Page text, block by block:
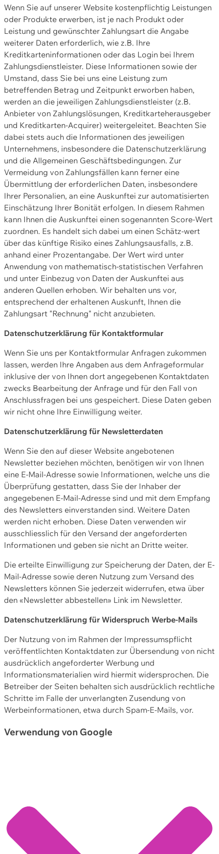
Wenn Sie auf unserer Website kostenpflichtig Leistungen
oder Produkte erwerben, ist je nach Produkt oder
Leistung und gewünschter Zahlungsart die Angabe
weiterer Daten erforderlich, wie z.B. Ihre
Kreditkarteninformationen oder das Login bei Ihrem
Zahlungsdienstleister. Diese Informationen sowie der
Umstand, dass Sie bei uns eine Leistung zum
betreffenden Betrag und Zeitpunkt erworben haben,
werden an die jeweiligen Zahlungsdienstleister (z.B.
Anbieter von Zahlungslösungen, Kreditkarteherausgeber
und Kreditkarten-Acquirer) weitergeleitet. Beachten Sie
dabei stets auch die Informationen des jeweiligen
Unternehmens, insbesondere die Datenschutzerklärung
und die Allgemeinen Geschäftsbedingungen. Zur
Vermeidung von Zahlungsfällen kann ferner eine
Übermittlung der erforderlichen Daten, insbesondere
Ihrer Personalien, an eine Auskunftei zur automatisierten
Einschätzung Ihrer Bonität erfolgen. In diesem Rahmen
kann Ihnen die Auskunftei einen sogenannten Score-Wert
zuordnen. Es handelt sich dabei um einen Schätz-wert
über das künftige Risiko eines Zahlungsausfalls, z.B.
anhand einer Prozentangabe. Der Wert wird unter
Anwendung von mathematisch-statistischen Verfahren
und unter Einbezug von Daten der Auskunftei aus
anderen Quellen erhoben. Wir behalten uns vor,
entsprechend der erhaltenen Auskunft, Ihnen die
Zahlungsart "Rechnung" nicht anzubieten.
Datenschutzerklärung für Kontaktformular
Wenn Sie uns per Kontaktformular Anfragen zukommen
lassen, werden Ihre Angaben aus dem Anfrageformular
inklusive der von Ihnen dort angegebenen Kontaktdaten
zwecks Bearbeitung der Anfrage und für den Fall von
Anschlussfragen bei uns gespeichert. Diese Daten geben
wir nicht ohne Ihre Einwilligung weiter.
Datenschutzerklärung für Newsletterdaten
Wenn Sie den auf dieser Website angebotenen
Newsletter beziehen möchten, benötigen wir von Ihnen
eine E-Mail-Adresse sowie Informationen, welche uns die
Überprüfung gestatten, dass Sie der Inhaber der
angegebenen E-Mail-Adresse sind und mit dem Empfang
des Newsletters einverstanden sind. Weitere Daten
werden nicht erhoben. Diese Daten verwenden wir
ausschliesslich für den Versand der angeforderten
Informationen und geben sie nicht an Dritte weiter.
Die erteilte Einwilligung zur Speicherung der Daten, der E-
Mail-Adresse sowie deren Nutzung zum Versand des
Newsletters können Sie jederzeit widerrufen, etwa über
den «Newsletter abbestellen» Link im Newsletter.
Datenschutzerklärung für Widerspruch Werbe-Mails
Der Nutzung von im Rahmen der Impressumspflicht
veröffentlichten Kontaktdaten zur Übersendung von nicht
ausdrücklich angeforderter Werbung und
Informationsmaterialien wird hiermit widersprochen. Die
Betreiber der Seiten behalten sich ausdrücklich rechtliche
Schritte im Falle der unverlangten Zusendung von
Werbeinformationen, etwa durch Spam-E-Mails, vor.
Verwendung von Google